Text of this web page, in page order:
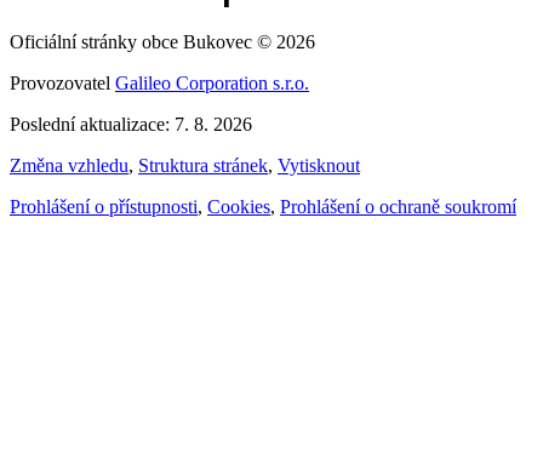
Oficiální stránky obce Bukovec © 2026
Provozovatel Galileo Corporation s.r.o.
Poslední aktualizace: 7. 8. 2026
Změna vzhledu, Struktura stránek, Vytisknout
Prohlášení o přístupnosti, Cookies, Prohlášení o ochraně soukromí